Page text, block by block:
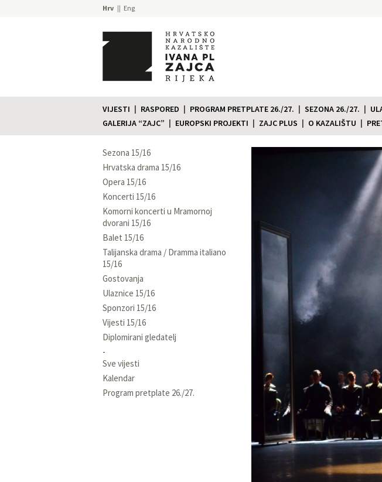
Hrv Eng
VIJESTI RASPORED PROGRAM PRETPLATE 26./27. SEZONA 26./27.
GALERIJA “ZAJC”
EUROPSKI PROJEKTI ZAJC PLUS O KAZALIŠTU
Sezona 15/16
Hrvatska drama 15/16
Opera 15/16
Koncerti 15/16
Komorni koncerti u Mramornoj
dvorani 15/16
Balet 15/16
Talijanska drama / Dramma italiano
15/16
Gostovanja
Ulaznice 15/16
Sponzori 15/16
Vijesti 15/16
Diplomirani gledatelj
Sve vijesti
Kalendar
Program pretplate 26./27.